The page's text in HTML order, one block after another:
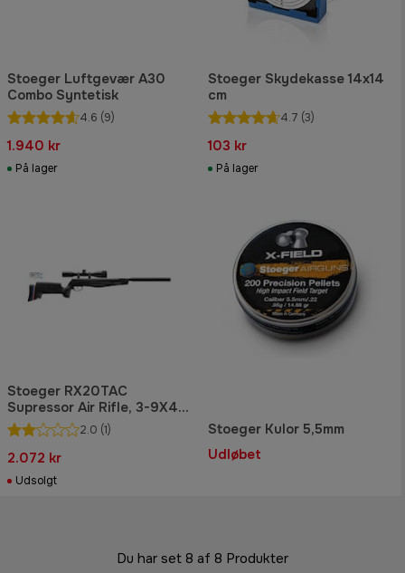
Stoeger Luftgevær A30
Combo Syntetisk
4.6 (9)
1.940 kr
På lager
Stoeger Skydekasse 14x14
cm
4.7 (3)
103 kr
På lager
Stoeger RX20TAC
Supressor Air Rifle, 3-9X40
kikkertpakke, holdere og bi-
pod
2.0 (1)
2.072 kr
Udsolgt
Stoeger Kulor 5,5mm
Udløbet
Du har set 8 af 8 Produkter